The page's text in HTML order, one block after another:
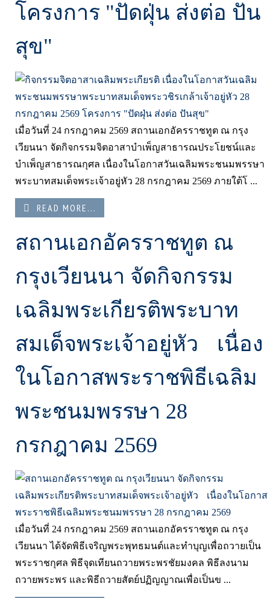
โครงการ "ปัดฝุ่น ส่งต่อ ปัน
สุข"
เมื่อวันที่ 24 กรกฎาคม 2569 สถานเอกอัครราชทูต ณ กรุง
เวียนนา จัดกิจกรรมจิตอาสาบำเพ็ญสาธารณประโยชน์และ
บำเพ็ญสาธารณกุศล เนื่องในโอกาสวันเฉลิมพระชนมพรรษา
พระบาทสมเด็จพระเจ้าอยู่หัว 28 กรกฎาคม 2569 ภายใต้โ ...
READ MORE...
สถานเอกอัครราชทูต ณ
กรุงเวียนนา จัดกิจกรรม
เฉลิมพระเกียรติพระบาท
สมเด็จพระเจ้าอยู่หัว เนื่อง
ในโอกาสพระราชพิธีเฉลิม
พระชนมพรรษา 28
กรกฎาคม 2569
เมื่อวันที่ 24 กรกฎาคม 2569 สถานเอกอัครราชทูต ณ กรุง
เวียนนา ได้จัดพิธีเจริญพระพุทธมนต์และทำบุญเพื่อถวายเป็น
พระราชกุศล พิธีจุดเทียนถวายพระพรชัยมงคล พิธีลงนาม
ถวายพระพร และพิธีถวายสัตย์ปฏิญญาณเพื่อเป็นข ...